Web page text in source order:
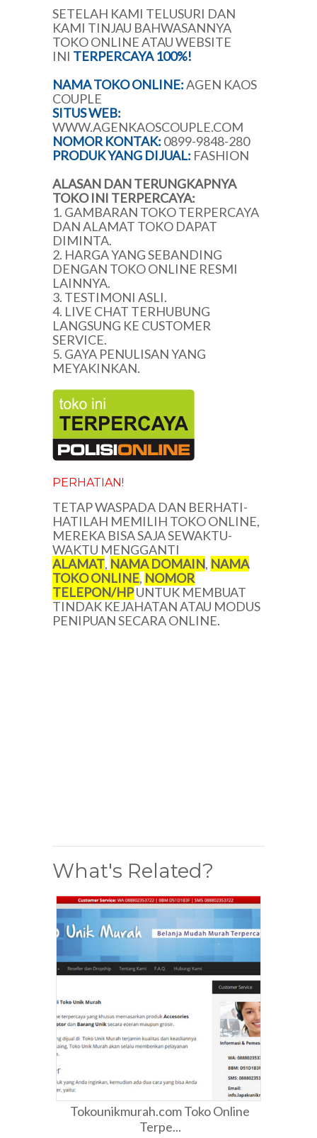
SETELAH KAMI TELUSURI DAN
KAMI TINJAU BAHWASANNYA
TOKO ONLINE ATAU WEBSITE
INI TERPERCAYA 100%!
NAMA TOKO ONLINE:AGEN KAOS
COUPLE
SITUS WEB:
WWW.AGENKAOSCOUPLE.COM
NOMOR KONTAK: 0899-9848-280
PRODUK YANG DIJUAL: FASHION
ALASAN DAN TERUNGKAPNYA
TOKO INI TERPERCAYA:
1. GAMBARAN TOKO TERPERCAYA
DAN ALAMAT TOKO DAPAT
DIMINTA.
2. HARGA YANG SEBANDING
DENGAN TOKO ONLINE RESMI
LAINNYA.
3. TESTIMONI ASLI.
4. LIVE CHAT TERHUBUNG
LANGSUNG KE CUSTOMER
SERVICE.
5. GAYA PENULISAN YANG
MEYAKINKAN.
PERHATIAN!
TETAP WASPADA DAN BERHATI-
HATILAH MEMILIH TOKO ONLINE,
MEREKA BISA SAJA SEWAKTU-
WAKTU MENGGANTI
ALAMAT, NAMA DOMAIN, NAMA
TOKO ONLINE, NOMOR
TELEPON/HPUNTUK MEMBUAT
TINDAK KEJAHATAN ATAU MODUS
PENIPUAN SECARA ONLINE.
What's Related?
Tokounikmurah.com Toko Online
Terpe...